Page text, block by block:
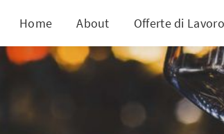
Home About Offerte di Lavoro